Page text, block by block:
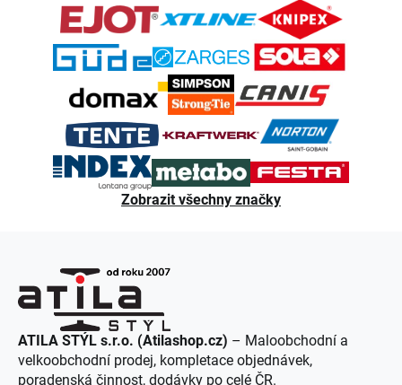
Zobrazit všechny značky
ATILA STÝL s.r.o. (Atilashop.cz) – Maloobchodní a
velkoobchodní prodej, kompletace objednávek,
poradenská činnost, dodávky po celé ČR.